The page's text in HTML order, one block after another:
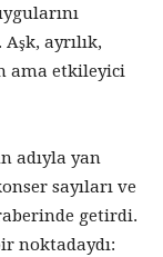
ayrılık,
ama etkileyici
adıyla yan
sayıları ve
getirdi.
noktadaydı: